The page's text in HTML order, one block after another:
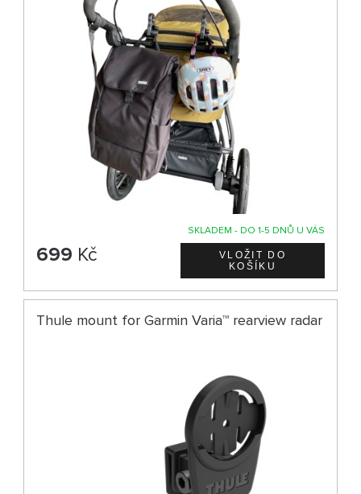
SKLADEM - DO 1-5 DNŮ U VÁS
699 Kč
Thule mount for Garmin Varia™ rearview radar